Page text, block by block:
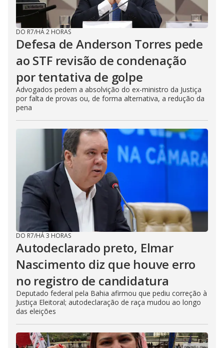
DO R7/HÁ 2 HORAS
Defesa de Anderson Torres pede
ao STF revisão de condenação
por tentativa de golpe
Advogados pedem a absolvição do ex-ministro da Justiça
por falta de provas ou, de forma alternativa, a redução da
pena
DO R7/HÁ 3 HORAS
Autodeclarado preto, Elmar
Nascimento diz que houve erro
no registro de candidatura
Deputado federal pela Bahia afirmou que pediu correção à
Justiça Eleitoral; autodeclaração de raça mudou ao longo
das eleições